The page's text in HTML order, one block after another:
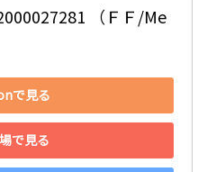
（ＦＦ/Me
で見る
で見る